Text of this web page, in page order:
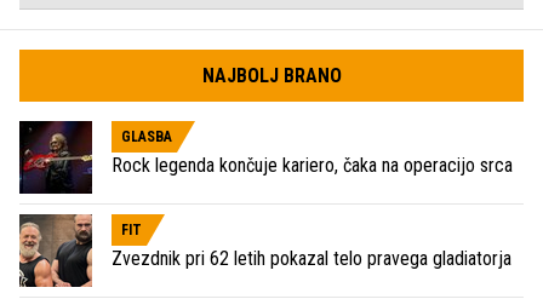
NAJBOLJ BRANO
GLASBA
Rock legenda končuje kariero, čaka na operacijo srca
FIT
Zvezdnik pri 62 letih pokazal telo pravega gladiatorja